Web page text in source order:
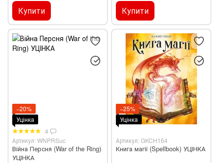
Купити Купити
−20%
Уцінка
4
Артикул: WNPRSuc
Війна Персня (War of the Ring)
УЦІНКА
−25%
Уцінка
Артикул: GKCH164
Книга магії (Spellbook) УЦІНКА